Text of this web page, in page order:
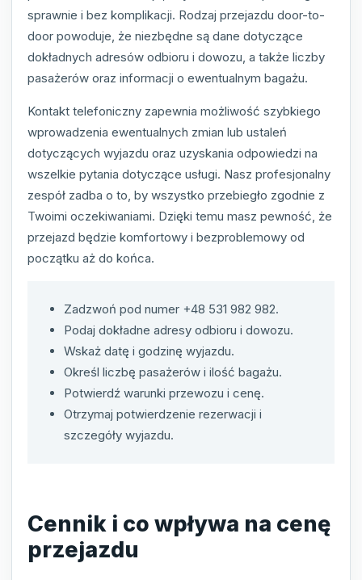
sprawnie i bez komplikacji. Rodzaj przejazdu door-to-
door powoduje, że niezbędne są dane dotyczące
dokładnych adresów odbioru i dowozu, a także liczby
pasażerów oraz informacji o ewentualnym bagażu.
Kontakt telefoniczny zapewnia możliwość szybkiego
wprowadzenia ewentualnych zmian lub ustaleń
dotyczących wyjazdu oraz uzyskania odpowiedzi na
wszelkie pytania dotyczące usługi. Nasz profesjonalny
zespół zadba o to, by wszystko przebiegło zgodnie z
Twoimi oczekiwaniami. Dzięki temu masz pewność, że
przejazd będzie komfortowy i bezproblemowy od
początku aż do końca.
Zadzwoń pod numer +48 531 982 982.
Podaj dokładne adresy odbioru i dowozu.
Wskaż datę i godzinę wyjazdu.
Określ liczbę pasażerów i ilość bagażu.
Potwierdź warunki przewozu i cenę.
Otrzymaj potwierdzenie rezerwacji i
szczegóły wyjazdu.
Cennik i co wpływa na cenę
przejazdu